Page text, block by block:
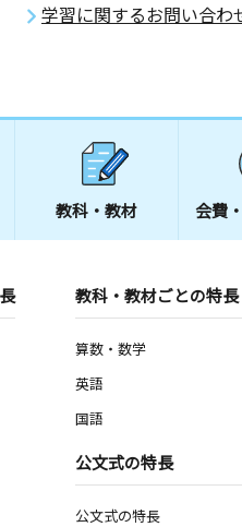
間町南教室
伏見駅前教室
金 土
４丁目１５－４ー２階
火 金
日
～高校生
大泉中央教室
金
丁目５２－１４ １階
原小前教室
学習に関するお問い合わ
教科・教材 会費・
教科・教材ごとの特長
算数・数学
英語
国語
公文式の特長
公文式の特長